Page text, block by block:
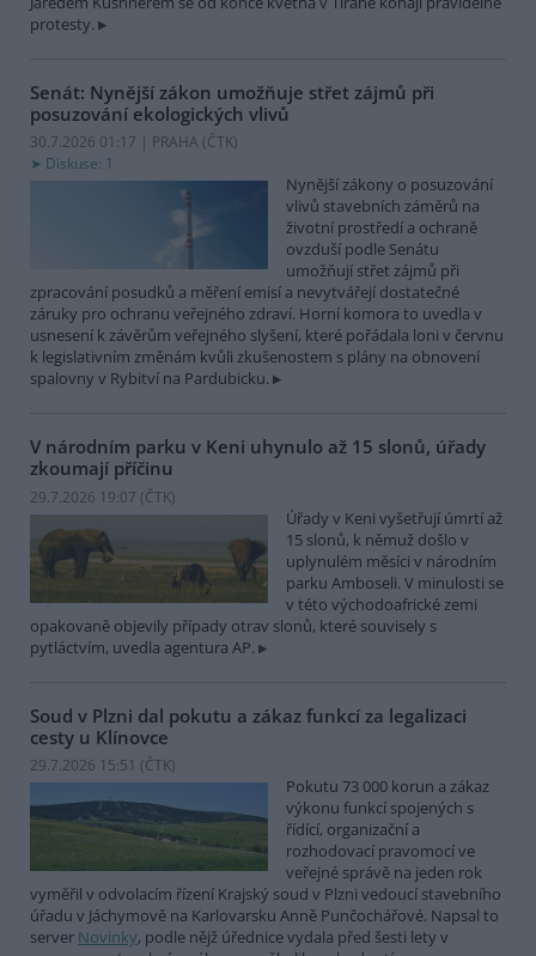
protesty.
Senát: Nynější zákon umožňuje střet zájmů při
posuzování ekologických vlivů
30.7.2026 01:17 | PRAHA (ČTK)
Diskuse: 1
Nynější zákony o posuzování
vlivů stavebních záměrů na
životní prostředí a ochraně
ovzduší podle Senátu
umožňují střet zájmů při
zpracování posudků a měření emisí a nevytvářejí dostatečné
záruky pro ochranu veřejného zdraví. Horní komora to uvedla v
usnesení k závěrům veřejného slyšení, které pořádala loni v červnu
k legislativním změnám kvůli zkušenostem s plány na obnovení
spalovny v Rybitví na Pardubicku.
V národním parku v Keni uhynulo až 15 slonů, úřady
zkoumají příčinu
29.7.2026 19:07 (ČTK)
Úřady v Keni vyšetřují úmrtí až
15 slonů, k němuž došlo v
uplynulém měsíci v národním
parku Amboseli. V minulosti se
v této východoafrické zemi
opakovaně objevily případy otrav slonů, které souvisely s
pytláctvím, uvedla agentura AP.
Soud v Plzni dal pokutu a zákaz funkcí za legalizaci
cesty u Klínovce
29.7.2026 15:51 (ČTK)
Pokutu 73 000 korun a zákaz
výkonu funkcí spojených s
řídící, organizační a
rozhodovací pravomocí ve
veřejné správě na jeden rok
vyměřil v odvolacím řízení Krajský soud v Plzni vedoucí stavebního
úřadu v Jáchymově na Karlovarsku Anně Punčochářové. Napsal to
server Novinky, podle nějž úřednice vydala před šesti lety v